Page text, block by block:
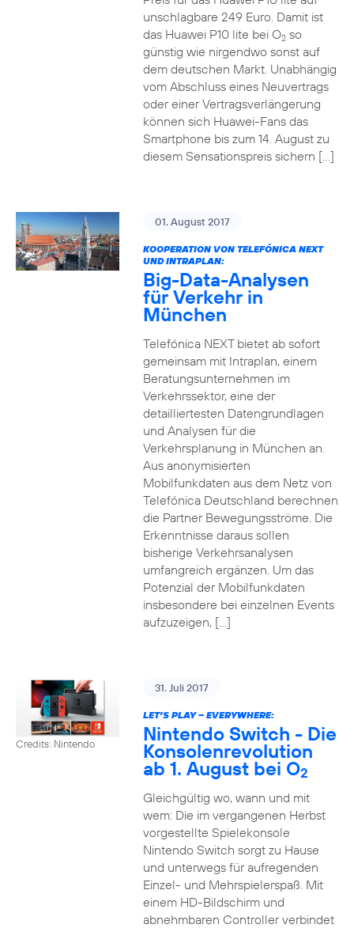
unschlagbare 249 Euro. Damit ist
das Huawei P10 lite bei O2so
günstig wie nirgendwo sonst auf
dem deutschen Markt. Unabhängig
vom Abschluss eines Neuvertrags
oder einer Vertragsverlängerung
können sich Huawei-Fans das
Smartphone bis zum 14. August zu
diesem Sensationspreis sichern […]
01. August 2017
KOOPERATION VON TELEFÓNICA NEXT
UND INTRAPLAN:
Big-Data-Analysen
für Verkehr in
München
Telefónica NEXT bietet ab sofort
gemeinsam mit Intraplan, einem
Beratungsunternehmen im
Verkehrssektor, eine der
detailliertesten Datengrundlagen
und Analysen für die
Verkehrsplanung in München an.
Aus anonymisierten
Mobilfunkdaten aus dem Netz von
Telefónica Deutschland berechnen
die Partner Bewegungsströme. Die
Erkenntnisse daraus sollen
bisherige Verkehrsanalysen
umfangreich ergänzen. Um das
Potenzial der Mobilfunkdaten
insbesondere bei einzelnen Events
aufzuzeigen, […]
Credits: Nintendo
31. Juli 2017
LET’S PLAY – EVERYWHERE:
Nintendo Switch - Die
Konsolenrevolution
ab 1. August bei O2
Gleichgültig wo, wann und mit
wem: Die im vergangenen Herbst
vorgestellte Spielekonsole
Nintendo Switch sorgt zu Hause
und unterwegs für aufregenden
Einzel- und Mehrspielerspaß. Mit
einem HD-Bildschirm und
abnehmbaren Controller verbindet